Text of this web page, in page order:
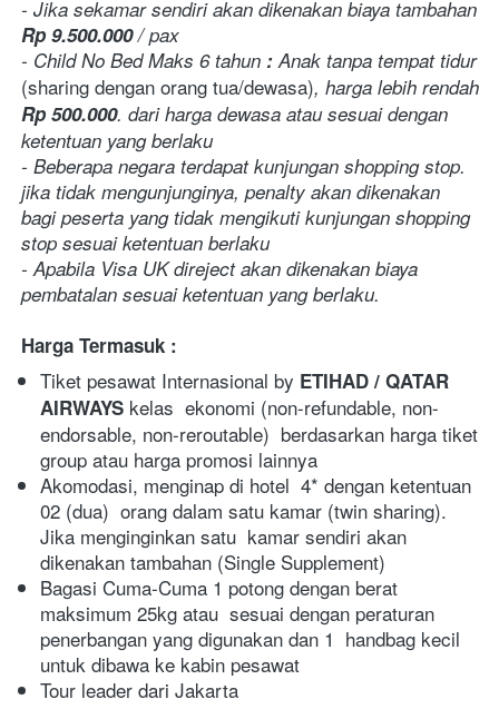
Rp 9.500.000 / pax
- Child No Bed Maks 6 tahun : Anak tanpa tempat tidur
(sharing dengan orang tua/dewasa)
Rp 500.000. dari harga dewasa atau sesuai dengan
ketentuan yang berlaku
- Beberapa negara terdapat kunjungan shopping stop.
jika tidak mengunjunginya, penalty akan dikenakan
bagi peserta yang tidak mengikuti kunjungan shopping
stop sesuai ketentuan berlaku
- Apabila Visa UK direject akan dikenakan biaya
pembatalan sesuai ketentuan yang berlaku.
Harga Termasuk :
Tiket pesawat Internasional by ETIHAD / QATAR
AIRWAYS kelas  ekonomi (non-refundable, non-
endorsable, non-reroutable)  berdasarkan harga tiket
group atau harga promosi lainnya
Akomodasi, menginap di hotel  4* dengan ketentuan
02 (dua)  orang dalam satu kamar (twin sharing).
Jika menginginkan satu  kamar sendiri akan
dikenakan tambahan (Single Supplement)
Bagasi Cuma-Cuma 1 potong dengan berat
maksimum 25kg atau  sesuai dengan peraturan
penerbangan yang digunakan dan 1  handbag kecil
untuk dibawa ke kabin pesawat
Tour leader dari Jakarta